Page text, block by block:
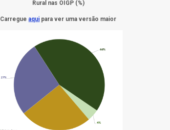
Rural nas OIGP (%)
Carregueaqui para ver uma versão maior